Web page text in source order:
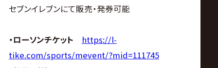
セブンイレブンにて販売・発券可能
・ローソンチケット
https://l-
tike.com/sports/mevent/?mid=111745